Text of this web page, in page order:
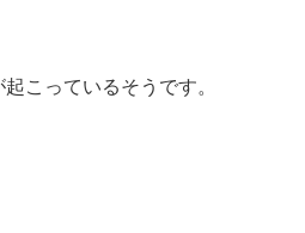
こっているそうです。